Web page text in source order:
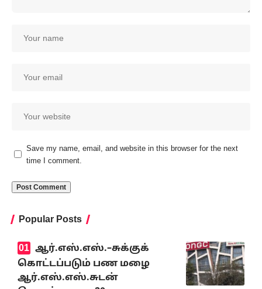
Save my name, email, and website in this browser for the next
time I comment.
Popular Posts
ஆர்.எஸ்.எஸ்.–சுக்குக்
கொட்டப்படும் பண மழை
ஆர்.எஸ்.எஸ்.சுடன்